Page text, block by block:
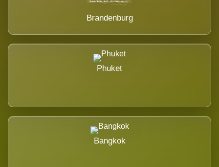
Brandenburg
Phuket
Bangkok